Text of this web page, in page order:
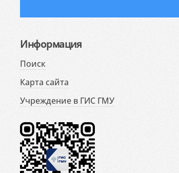
Информация
Поиск
Карта сайта
Учреждение в ГИС ГМУ